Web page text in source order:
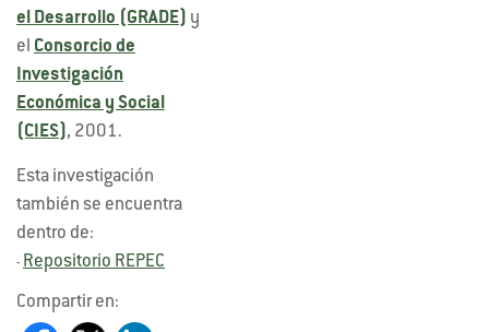
el Desarrollo (GRADE)
y
el Consorcio de
Investigación
Económica y Social
(CIES) , 2001.
Esta investigación
también se encuentra
dentro de:
- Repositorio REPEC
Compartir en: